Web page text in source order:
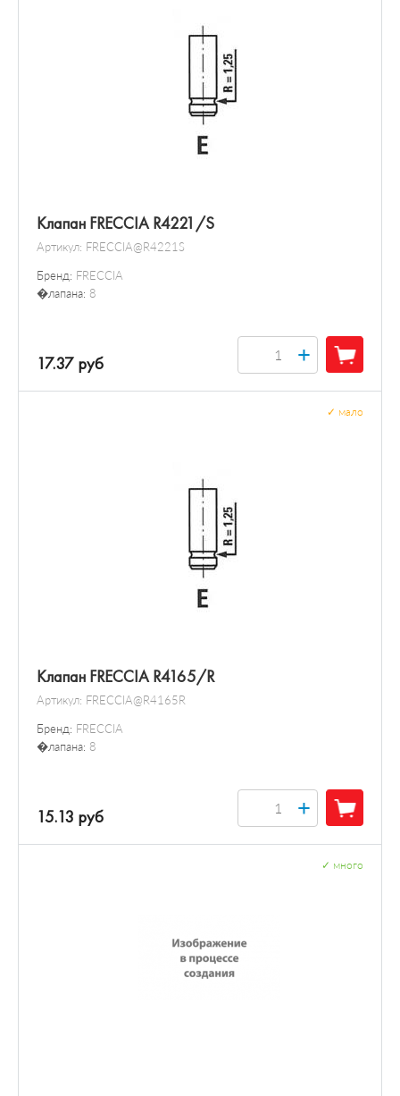
Клапан FRECCIA R4221/S
Артикул: FRECCIA@R4221S
Бренд: FRECCIA
�лапана: 8
17.37 руб +
Клапан FRECCIA R4165/R
Артикул: FRECCIA@R4165R
Бренд: FRECCIA
�лапана: 8
мало
15.13 руб +
много